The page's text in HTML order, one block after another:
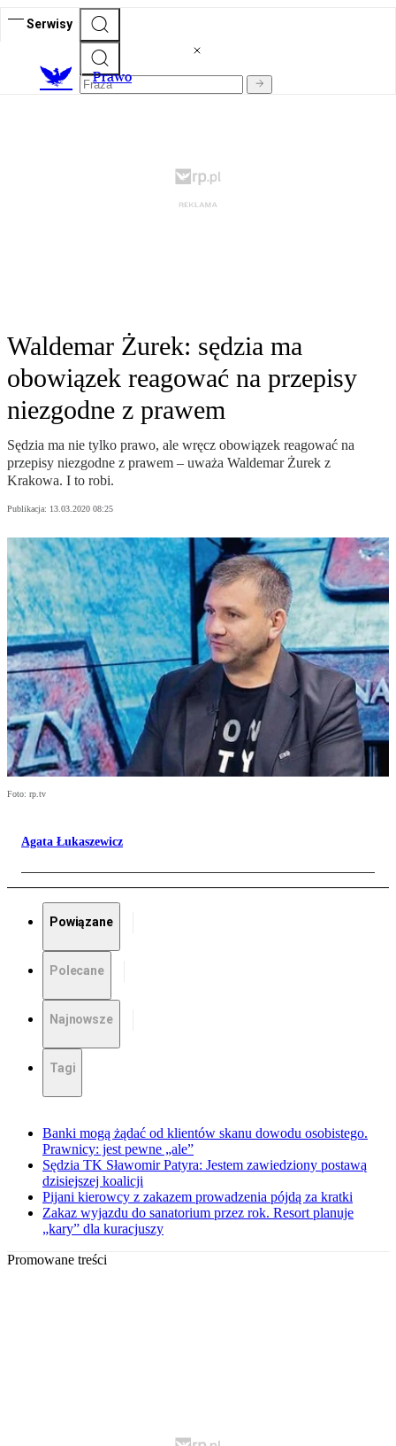
Serwisy
Prawo
Waldemar Żurek: sędzia ma
obowiązek reagować na przepisy
niezgodne z prawem
Sędzia ma nie tylko prawo, ale wręcz obowiązek reagować na
przepisy niezgodne z prawem – uważa Waldemar Żurek z
Krakowa. I to robi.
Publikacja: 13.03.2020 08:25
Foto: rp.tv
Agata Łukaszewicz
Powiązane
Polecane
Najnowsze
Tagi
Banki mogą żądać od klientów skanu dowodu osobistego.
Prawnicy: jest pewne „ale”
Sędzia TK Sławomir Patyra: Jestem zawiedziony postawą
dzisiejszej koalicji
Pijani kierowcy z zakazem prowadzenia pójdą za kratki
Zakaz wyjazdu do sanatorium przez rok. Resort planuje
„kary” dla kuracjuszy
Promowane treści